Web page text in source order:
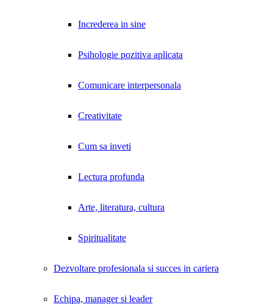
Increderea in sine
Psihologie pozitiva aplicata
Comunicare interpersonala
Creativitate
Cum sa inveti
Lectura profunda
Arte, literatura, cultura
Spiritualitate
Dezvoltare profesionala si succes in cariera
Echipa, manager si leader